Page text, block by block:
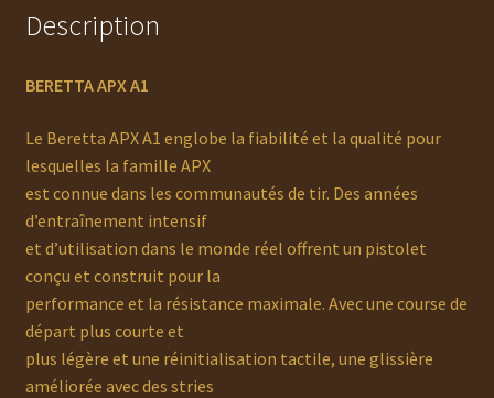
Description
BERETTA APX A1
Le Beretta APX A1 englobe la fiabilité et la qualité pour
lesquelles la famille APX
est connue dans les communautés de tir. Des années
d’entraînement intensif
et d’utilisation dans le monde réel offrent un pistolet
conçu et construit pour la
performance et la résistance maximale. Avec une course de
départ plus courte et
plus légère et une réinitialisation tactile, une glissière
améliorée avec des stries